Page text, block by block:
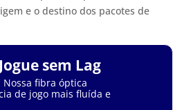
e o destino dos pacotes de
sem Lag
Nossa fibra óptica
de jogo mais fluída e